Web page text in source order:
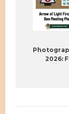
2026: